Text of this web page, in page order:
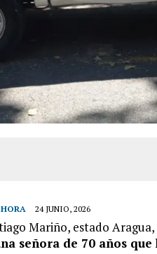
24 JUNIO, 2026
Mariño, estado
señora de 70 años